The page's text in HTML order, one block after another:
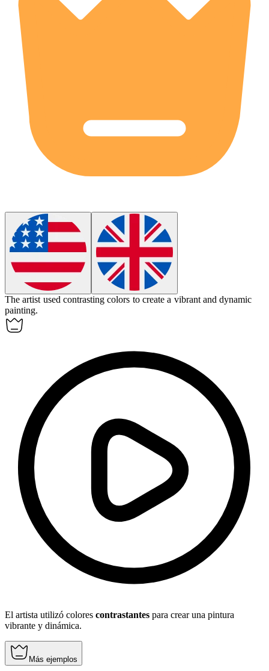
The artist used contrasting colors to create a vibrant and dynamic
painting.
El artista utilizó colores contrastantes para crear una pintura
vibrante y dinámica.
Más ejemplos